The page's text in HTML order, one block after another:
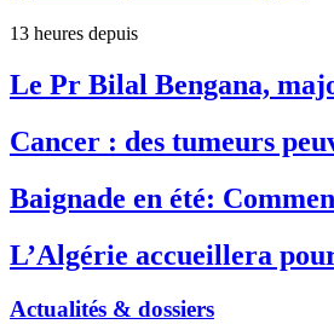
13 heures depuis
Le Pr Bilal Bengana,
Cancer : des tumeurs
Baignade en été:
L’Algérie accueillera
Actualités & dossiers